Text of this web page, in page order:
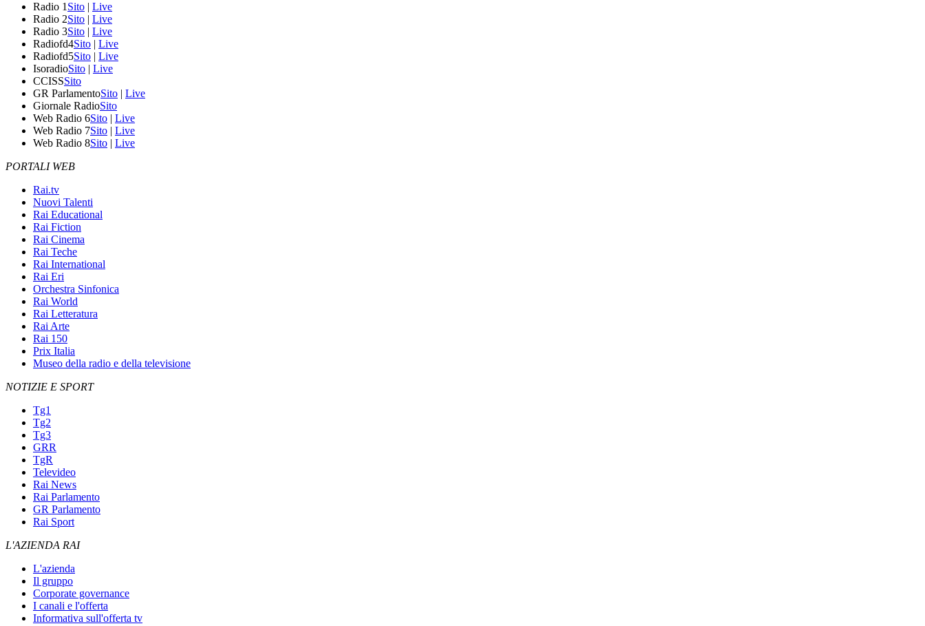
Radio 1 Sito | Live
Radio 2Sito | Live
Radio 3Sito | Live
Radiofd4Sito | Live
Radiofd5Sito | Live
IsoradioSito | Live
CCISSSito
GR ParlamentoSito | Live
Giornale RadioSito
Web Radio 6Sito | Live
Web Radio 7Sito | Live
Web Radio 8Sito | Live
PORTALI WEB
Rai.tv
Nuovi Talenti
Rai Educational
Rai Fiction
Rai Cinema
Rai Teche
Rai International
Rai Eri
Orchestra Sinfonica
Rai World
Rai Letteratura
Rai Arte
Rai 150
Prix Italia
Museo della radio e della televisione
NOTIZIE E SPORT
Tg1
Tg2
Tg3
GRR
TgR
Televideo
Rai News
Rai Parlamento
GR Parlamento
Rai Sport
L'AZIENDA RAI
L'azienda
Il gruppo
Corporate governance
I canali e l'offerta
Informativa sull'offerta tv